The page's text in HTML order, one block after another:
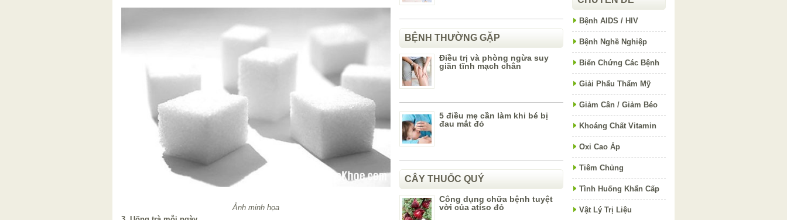
Ảnh minh họa
BỆNH THƯỜNG GẶP
Điều trị và phòng ngừa suy
giãn tĩnh mạch chân
5 điều mẹ cần làm khi bé bị
đau mắt đỏ
CÂY THUỐC QUÝ
Công dụng chữa bệnh tuyệt
vời của atiso đỏ
Bệnh AIDS / HIV
Bệnh Nghề Nghiệp
Biến Chứng Các Bệnh
Giải Phẩu Thẩm Mỹ
Giảm Cân / Giảm Béo
Khoáng Chất Vitamin
Oxi Cao Áp
Tiêm Chủng
Tình Huống Khẩn Cấp
Vật Lý Trị Liệu